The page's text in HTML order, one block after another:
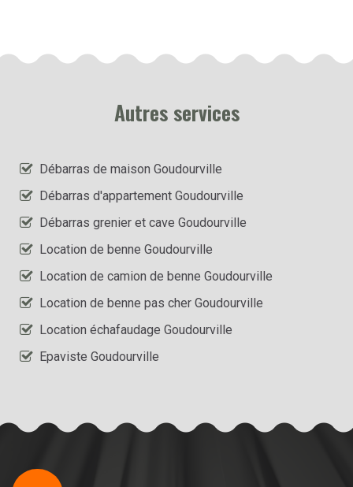
Autres services
Débarras de maison Goudourville
Débarras d'appartement Goudourville
Débarras grenier et cave Goudourville
Location de benne Goudourville
Location de camion de benne Goudourville
Location de benne pas cher Goudourville
Location échafaudage Goudourville
Epaviste Goudourville